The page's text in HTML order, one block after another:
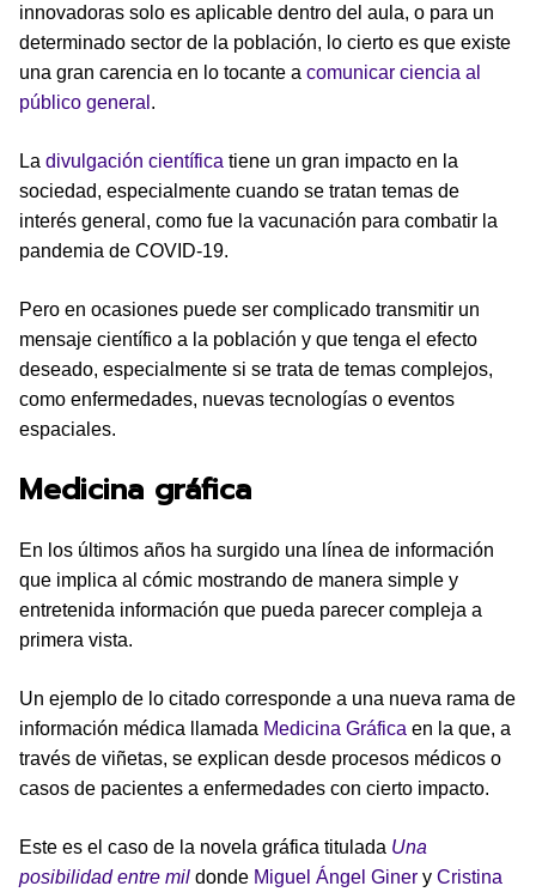
innovadoras solo es aplicable dentro del aula, o para un
determinado sector de la población, lo cierto es que existe
una gran carencia en lo tocante a comunicar ciencia al
público general .
La divulgación científica tiene un gran impacto en la
sociedad, especialmente cuando se tratan temas de
interés general, como fue la vacunación para combatir la
pandemia de COVID-19.
Pero en ocasiones puede ser complicado transmitir un
mensaje científico a la población y que tenga el efecto
deseado, especialmente si se trata de temas complejos,
como enfermedades, nuevas tecnologías o eventos
espaciales.
Medicina gráfica
En los últimos años ha surgido una línea de información
que implica al cómic mostrando de manera simple y
entretenida información que pueda parecer compleja a
primera vista.
Un ejemplo de lo citado corresponde a una nueva rama de
información médica llamada Medicina Gráfica en la que, a
través de viñetas, se explican desde procesos médicos o
casos de pacientes a enfermedades con cierto impacto.
Este es el caso de la novela gráfica titulada Una
posibilidad entre mil donde Miguel Ángel Giner y Cristina